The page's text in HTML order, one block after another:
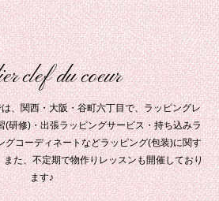
clef du coeur
、関西・大阪・谷町六丁目で、ラッピングレ
(研修)・出張ラッピングサービス・持ち込みラ
グコーディネートなどラッピング(包装)に関す
た、不定期で物作りレッスンも開催しており
ます♪